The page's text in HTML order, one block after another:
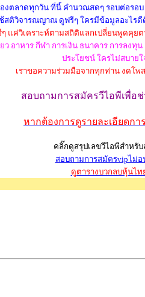
ตลาดทุกวัน ที่นี้ คำนวณสดๆ รอบต่อร
สติวิจารณญาณ ดูฟรีๆ ใครมีข้อมูลอะไรดี
ๆ แค่วิเคราะห์ตามสถิติแลกเปลี่ยนพูดคุย
อาหาร กีฬา การเงิน ธนาคาร การล
ประโยชน์ ใครไม่สบาย
เราขอความร่วมมือจากทุกท่าน งดโพ
สอบถามการสมัครวีไอพีเพื่อ
หากต้องการดูรายละเอียดก
คลิ๊กดูสรุปเลขวีไอพีสำหรั
สอบถามการสมัครvipไม่
ดูตารางบวกลบหุ้นไ